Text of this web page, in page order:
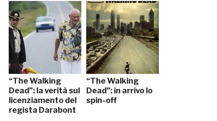
“The Walking
Dead”: la verità sul
licenziamento del
regista Darabont
“The Walking
Dead”: in arrivo lo
spin-off